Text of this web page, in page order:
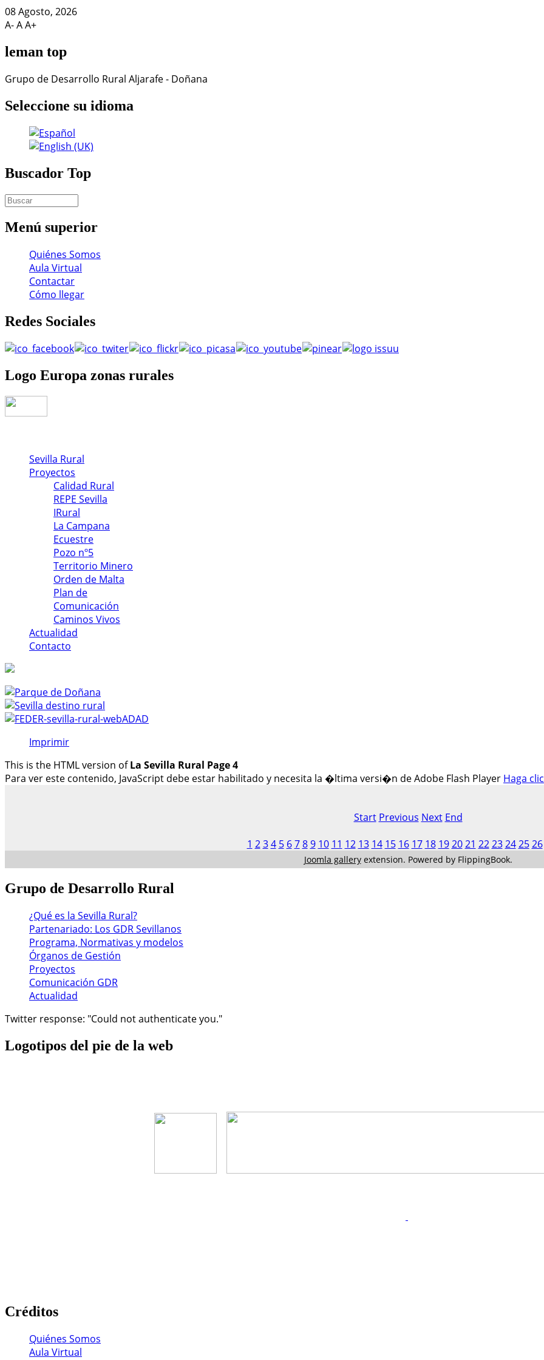
08 Agosto, 2026
A-AA+
leman top
Grupo de Desarrollo Rural Aljarafe - Doñana
Seleccione su idioma
Buscador Top
Menú superior
Quiénes Somos
Aula Virtual
Contactar
Cómo llegar
Redes Sociales
Logo Europa zonas rurales
Sevilla Rural
Proyectos
Calidad Rural
REPE Sevilla
IRural
La Campana
Ecuestre
Pozo nº5
Territorio Minero
Orden de Malta
Plan de
Comunicación
Caminos Vivos
Actualidad
Contacto
Imprimir
This is the HTML version ofLa Sevilla Rural Page 4
Para ver este contenido, JavaScript debe estar habilitado y necesita la �ltima versi�n de Adobe Flash Player Haga
Start Previous Next End
1 2 3 4 5 6 7 8 9 10 11 12 13 14 15 16 17 18 19 20 21 22 23 24 25 26
Joomla galleryextension. Powered by FlippingBook.
Grupo de Desarrollo Rural
¿Qué es la Sevilla Rural?
Partenariado: Los GDR Sevillanos
Programa, Normativas y modelos
Órganos de Gestión
Proyectos
Comunicación GDR
Actualidad
Twitter response: "Could not authenticate you."
Logotipos del pie de la web
Créditos
Quiénes Somos
Aula Virtual